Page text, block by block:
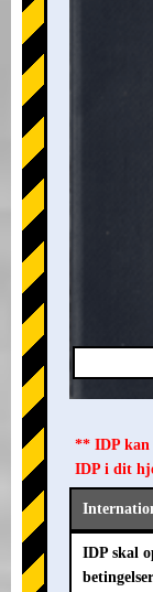
** IDP kan
IDP i dit
IDP skal